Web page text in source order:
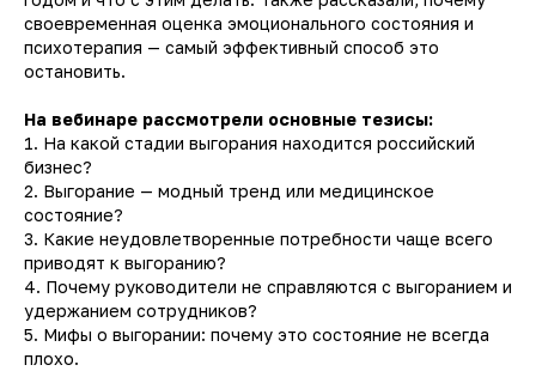
своевременная оценка эмоционального состояния и
психотерапия — самый эффективный способ это
остановить.
На вебинаре рассмотрели основные тезисы:
1. На какой стадии выгорания находится российский
бизнес?
2. Выгорание — модный тренд или медицинское
состояние?
3. Какие неудовлетворенные потребности чаще всего
приводят к выгоранию?
4. Почему руководители не справляются с выгоранием и
удержанием сотрудников?
5. Мифы о выгорании: почему это состояние не всегда
плохо.